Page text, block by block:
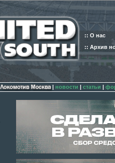
:: О нас
:: Архив
| новости | статьи |